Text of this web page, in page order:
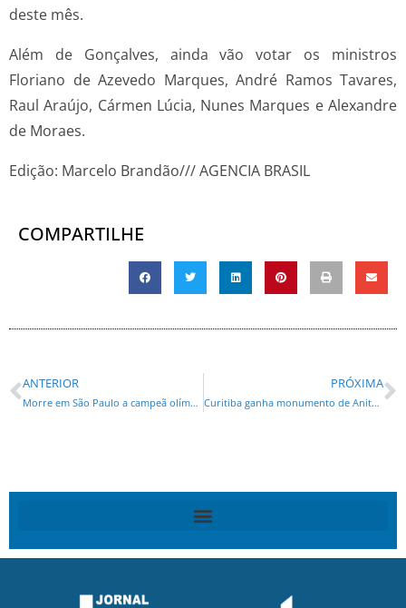
deste mês.
Além de Gonçalves, ainda vão votar os ministros
Floriano de Azevedo Marques, André Ramos Tavares,
Raul Araújo, Cármen Lúcia, Nunes Marques e Alexandre
de Moraes.
Edição: Marcelo Brandão/// AGENCIA BRASIL
COMPARTILHE
ANTERIOR
Morre em São Paulo a campeã olímpica Walewska aos 43 anos
PRÓXIMA
Curitiba ganha monumento de Anita Garibaldi